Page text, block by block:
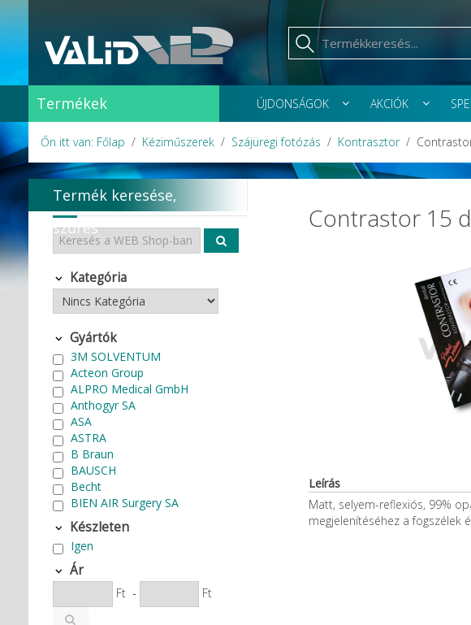
Termékek ÚJDONSÁGOK AKCIÓK
Őn itt van: Főlap Kéziműszerek Szájüregi fotózás Kontrasztor
Contrastor 15
Leírás
Matt, selyem-reflexiós, 99%
megjelenítéséhez a fogszélek
Termék keresése,
szűrés
Kategória
Gyártók
3M SOLVENTUM
Acteon Group
ALPRO Medical GmbH
Anthogyr SA
ASA
ASTRA
B Braun
BAUSCH
Becht
BIEN AIR Surgery SA
Bode Chemie
Cardex
Carlo de Giorgi srl
CATTANI SpA
CAVEX
Cefla S.C.
CEMM Dental High Tech Ltd.
Készleten
Igen
Ár
Ft - Ft